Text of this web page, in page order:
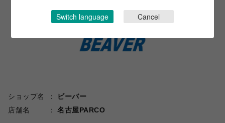
ショップ名
ビーバー
店舗名
名古屋PARCO
Switch language Cancel